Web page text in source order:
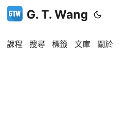
G. T. Wang
課程 搜尋 標籤 文庫 關於